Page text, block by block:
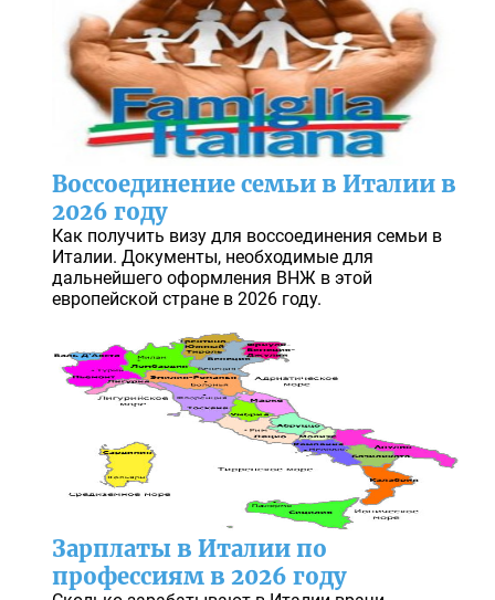
Воссоединение семьи в Италии в
2026 году
Как получить визу для воссоединения семьи в
Италии. Документы, необходимые для
дальнейшего оформления ВНЖ в этой
европейской стране в 2026 году.
Зарплаты в Италии по
профессиям в 2026 году